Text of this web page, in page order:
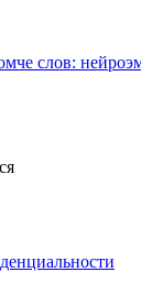
слов: